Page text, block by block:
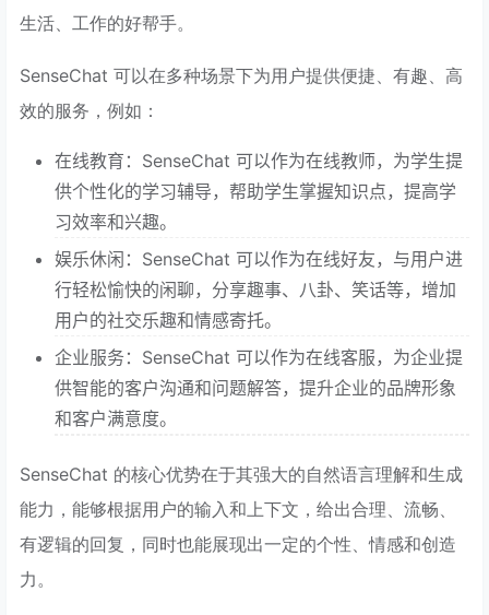
生活、工作的好帮手。
SenseChat 可以在多种场景下为用户提供便捷、有趣、高
效的服务，例如：
在线教育：SenseChat 可以作为在线教师，为学生提
供个性化的学习辅导，帮助学生掌握知识点，提高学
习效率和兴趣。
娱乐休闲：SenseChat 可以作为在线好友，与用户进
行轻松愉快的闲聊，分享趣事、八卦、笑话等，增加
用户的社交乐趣和情感寄托。
企业服务：SenseChat 可以作为在线客服，为企业提
供智能的客户沟通和问题解答，提升企业的品牌形象
和客户满意度。
SenseChat 的核心优势在于其强大的自然语言理解和生成
能力，能够根据用户的输入和上下文，给出合理、流畅、
有逻辑的回复，同时也能展现出一定的个性、情感和创造
力。